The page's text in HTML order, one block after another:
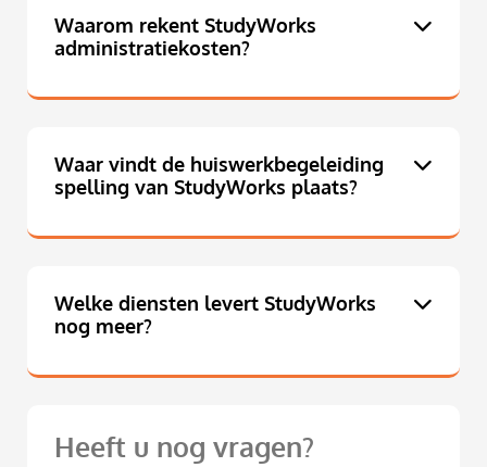
Waarom rekent StudyWorks
administratiekosten?
Waar vindt de huiswerkbegeleiding
spelling van StudyWorks plaats?
Welke diensten levert StudyWorks
nog meer?
Heeft u nog vragen?